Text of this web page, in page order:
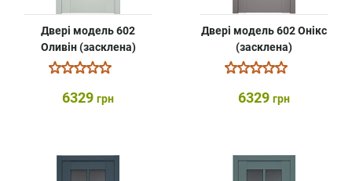
Двері модель 602
Оливін (засклена)
6329 грн
Двері модель 602 Онікс
(засклена)
6329 грн